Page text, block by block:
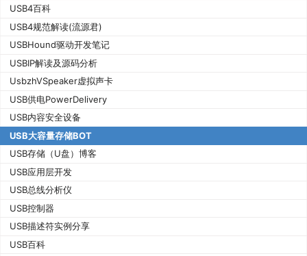
USB4百科
USB4规范解读(流源君)
USBHound驱动开发笔记
USBIP解读及源码分析
UsbzhVSpeaker虚拟声卡
USB供电PowerDelivery
USB内容安全设备
USB大容量存储BOT
USB存储（U盘）博客
USB应用层开发
USB总线分析仪
USB控制器
USB描述符实例分享
USB百科